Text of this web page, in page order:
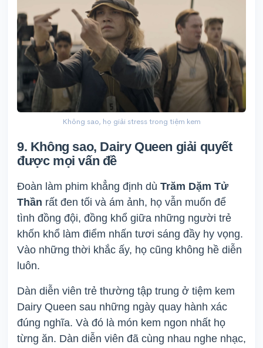
Không sao, họ giải stress trong tiệm kem
9. Không sao, Dairy Queen giải quyết
được mọi vấn đề
Đoàn làm phim khẳng định dù Trăm Dặm Tử
Thần rất đen tối và ám ảnh, họ vẫn muốn để
tình đồng đội, đồng khổ giữa những người trẻ
khốn khổ làm điểm nhấn tươi sáng đầy hy vọng.
Vào những thời khắc ấy, họ cũng không hề diễn
luôn.
Dàn diễn viên trẻ thường tập trung ở tiệm kem
Dairy Queen sau những ngày quay hành xác
đúng nghĩa. Và đó là món kem ngon nhất họ
từng ăn. Dàn diễn viên đã cùng nhau nghe nhạc,